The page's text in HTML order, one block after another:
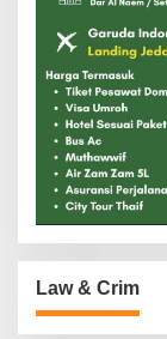
Law & Crim